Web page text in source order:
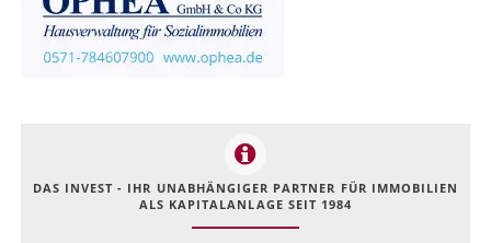
DAS INVEST - IHR UNABHÄNGIGER PARTNER FÜR IMMOBILIEN
ALS KAPITALANLAGE SEIT 1984